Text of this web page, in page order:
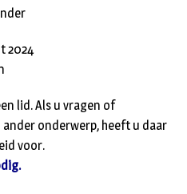
2024
lid. Als u vragen of
onderwerp, heeft u daar
voor.